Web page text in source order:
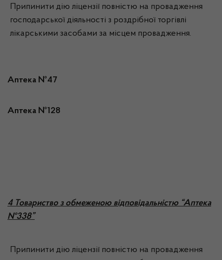
Припинити дію ліцензії повністю на провадження
господарської діяльності з роздрібної торгівлі
лікарськими засобами за місцем провадження.
Аптека №47
Аптека №128
4 Товариство з обмеженою відповідальністю “Аптека
№338”
Припинити дію ліцензії повністю на провадження